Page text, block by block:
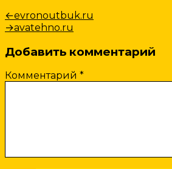
Навигация
по
записям
←Предыдущая
запись:
evronoutbuk.ru
→Следующая
avatehno.ru
Добавить комментарий
Комментарий *